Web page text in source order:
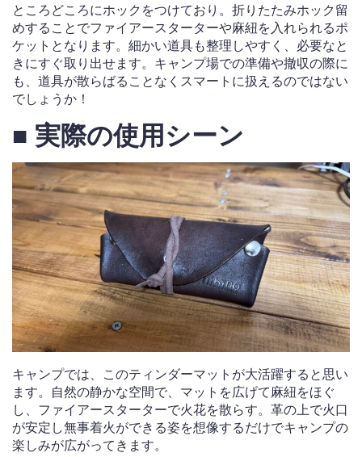
ところどころにホックをつけており。折りたたみホック留
めすることでファイアースターターや麻紐を入れられるポ
ケットとなります。細かい道具も整理しやすく、必要なと
きにすぐ取り出せます。キャンプ場での準備や撤収の際に
も、道具が散らばることなくスマートに扱えるのではない
でしょうか！
■ 実際の使用シーン
キャンプでは、このティンダーマットが大活躍すると思い
ます。自然の静かな空間で、マットを広げて麻紐をほぐ
し、ファイアースターターで火花を散らす。革の上で火口
が安定し無事着火ができる姿を想像するだけでキャンプの
楽しみが広がってきます。